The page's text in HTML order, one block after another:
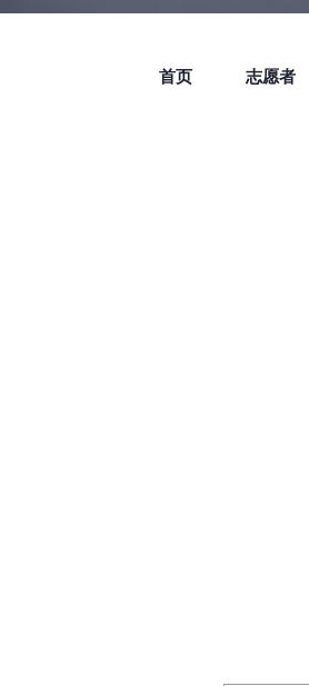
首页 志愿者